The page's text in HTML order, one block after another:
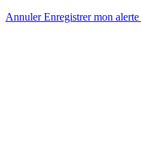
AnnulerEnregistrer mon alerte